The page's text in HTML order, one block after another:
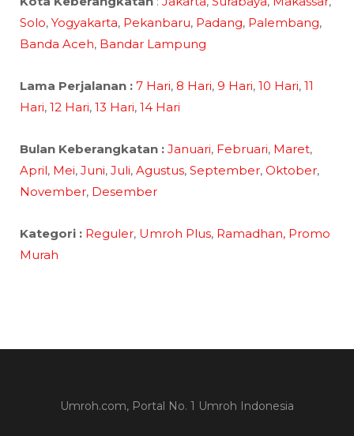
Solo, Yogyakarta, Pekanbaru, Padang, Palembang,
Banda Aceh, Bandar Lampung
Lama Perjalanan : 7 Hari, 8 Hari, 9 Hari, 10 Hari, 11
Hari, 12 Hari, 13 Hari, 14 Hari
Bulan Keberangkatan : Januari, Februari, Maret,
April, Mei, Juni, Juli, Agustus, September, Oktober,
November, Desember
Kategori : Reguler, Umroh Plus, Ramadhan, Promo
Murah
Umroh.com, Portal No. 1 Umroh Indonesia